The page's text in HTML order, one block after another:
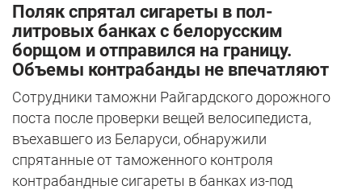
Поляк спрятал сигареты в пол-
литровых банках с белорусским
борщом и отправился на границу.
Объемы контрабанды не впечатляют
Сотрудники таможни Райгардского дорожного
поста после проверки вещей велосипедиста,
въехавшего из Беларуси, обнаружили
спрятанные от таможенного контроля
контрабандные сигареты в банках из-под